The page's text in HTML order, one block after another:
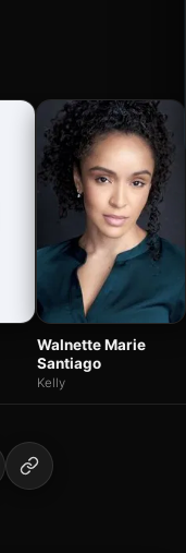
Walnette Marie
Santiago
Kelly